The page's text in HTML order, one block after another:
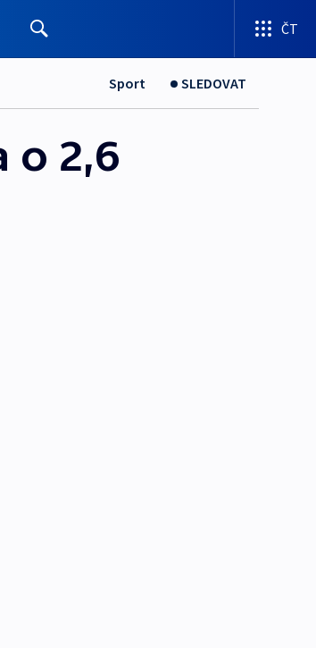
ČT
Sport SLEDOVAT
o 2,6